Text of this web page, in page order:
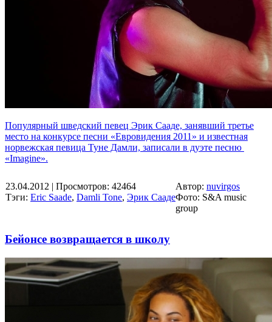
Популярный шведский певец Эрик Сааде, занявший третье
место на конкурсе песни «Евровидения 2011» и известная
норвежская певица Туне Дамли, записали в дуэте песню
«Imagine».
23.04.2012 | Просмотров: 42464
Тэги: Eric Saade, Damli Tone, Эрик Сааде
Автор: nuvirgos
Фото: S&A music
group
Бейонсе возвращается в школу